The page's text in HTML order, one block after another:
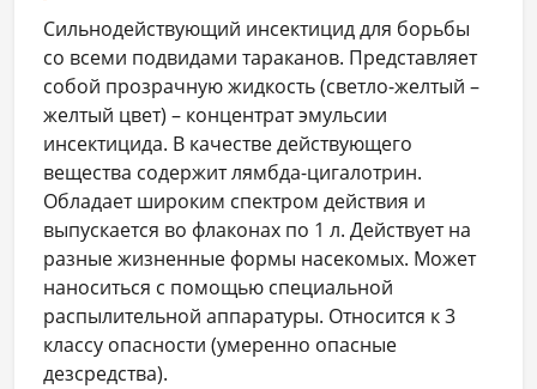
Сильнодействующий инсектицид для борьбы
со всеми подвидами тараканов. Представляет
собой прозрачную жидкость (светло-желтый –
желтый цвет) – концентрат эмульсии
инсектицида. В качестве действующего
вещества содержит лямбда-цигалотрин.
Обладает широким спектром действия и
выпускается во флаконах по 1 л. Действует на
разные жизненные формы насекомых. Может
наноситься с помощью специальной
распылительной аппаратуры. Относится к 3
классу опасности (умеренно опасные
дезсредства).